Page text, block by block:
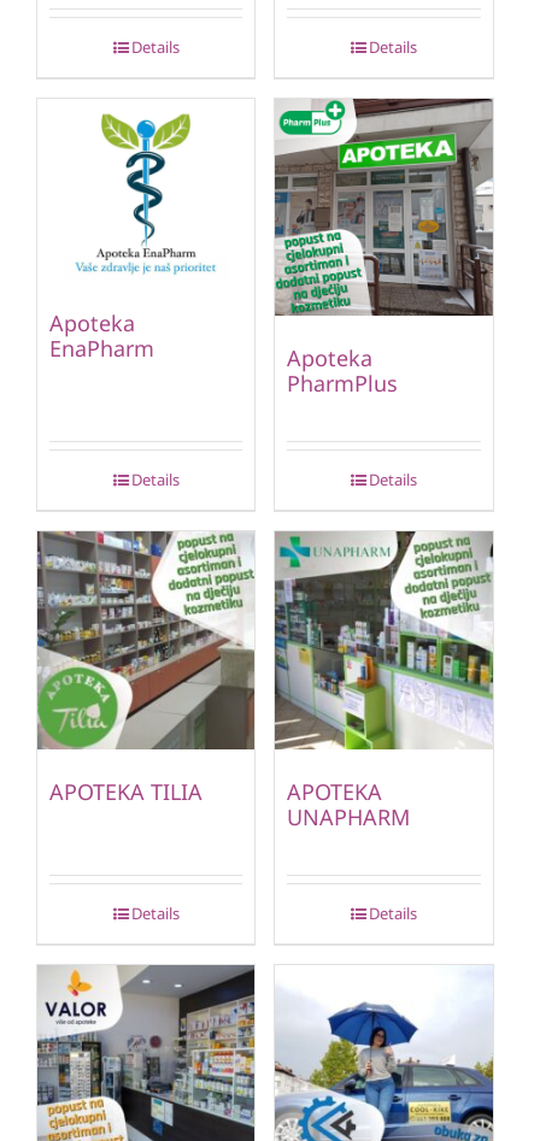
Details Details
Apoteka
EnaPharm
Details
Apoteka
PharmPlus
Details
APOTEKA TILIA
Details
APOTEKA
UNAPHARM
Details